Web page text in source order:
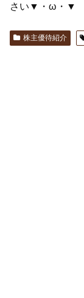
さい▼・ω・▼
株主優待紹介